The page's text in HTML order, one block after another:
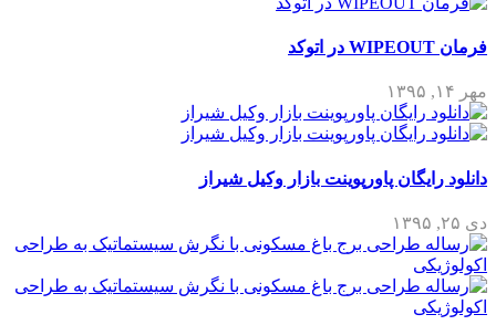
فرمان WIPEOUT در اتوکد
مهر ۱۴, ۱۳۹۵
دانلود رایگان پاورپوینت بازار وکیل شیراز
دی ۲۵, ۱۳۹۵